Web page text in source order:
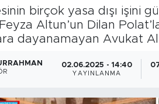
birçok yasa dışı işini
Altun’un Dilan
dayanamayan Avukat
02.06.2025 - 14:40
YAYINLANMA
ve Fikstür